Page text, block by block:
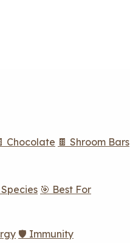
Chocolate 🍫 Shroom Bars
🎯 Best For
🛡️ Immunity